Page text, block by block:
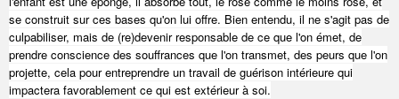
se construit sur ces bases qu'on lui offre. Bien entendu, il ne s'agit pas de
culpabiliser, mais de (re)devenir responsable de ce que l'on émet, de
prendre conscience des souffrances que l'on transmet, des peurs que l'on
projette, cela pour entreprendre un travail de guérison intérieure qui
impactera favorablement ce qui est extérieur à soi.